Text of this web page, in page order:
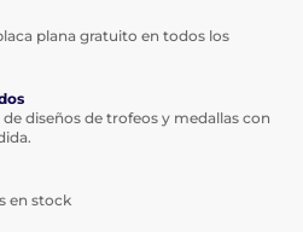
plana gratuito en todos los
diseños de trofeos y medallas con
en stock